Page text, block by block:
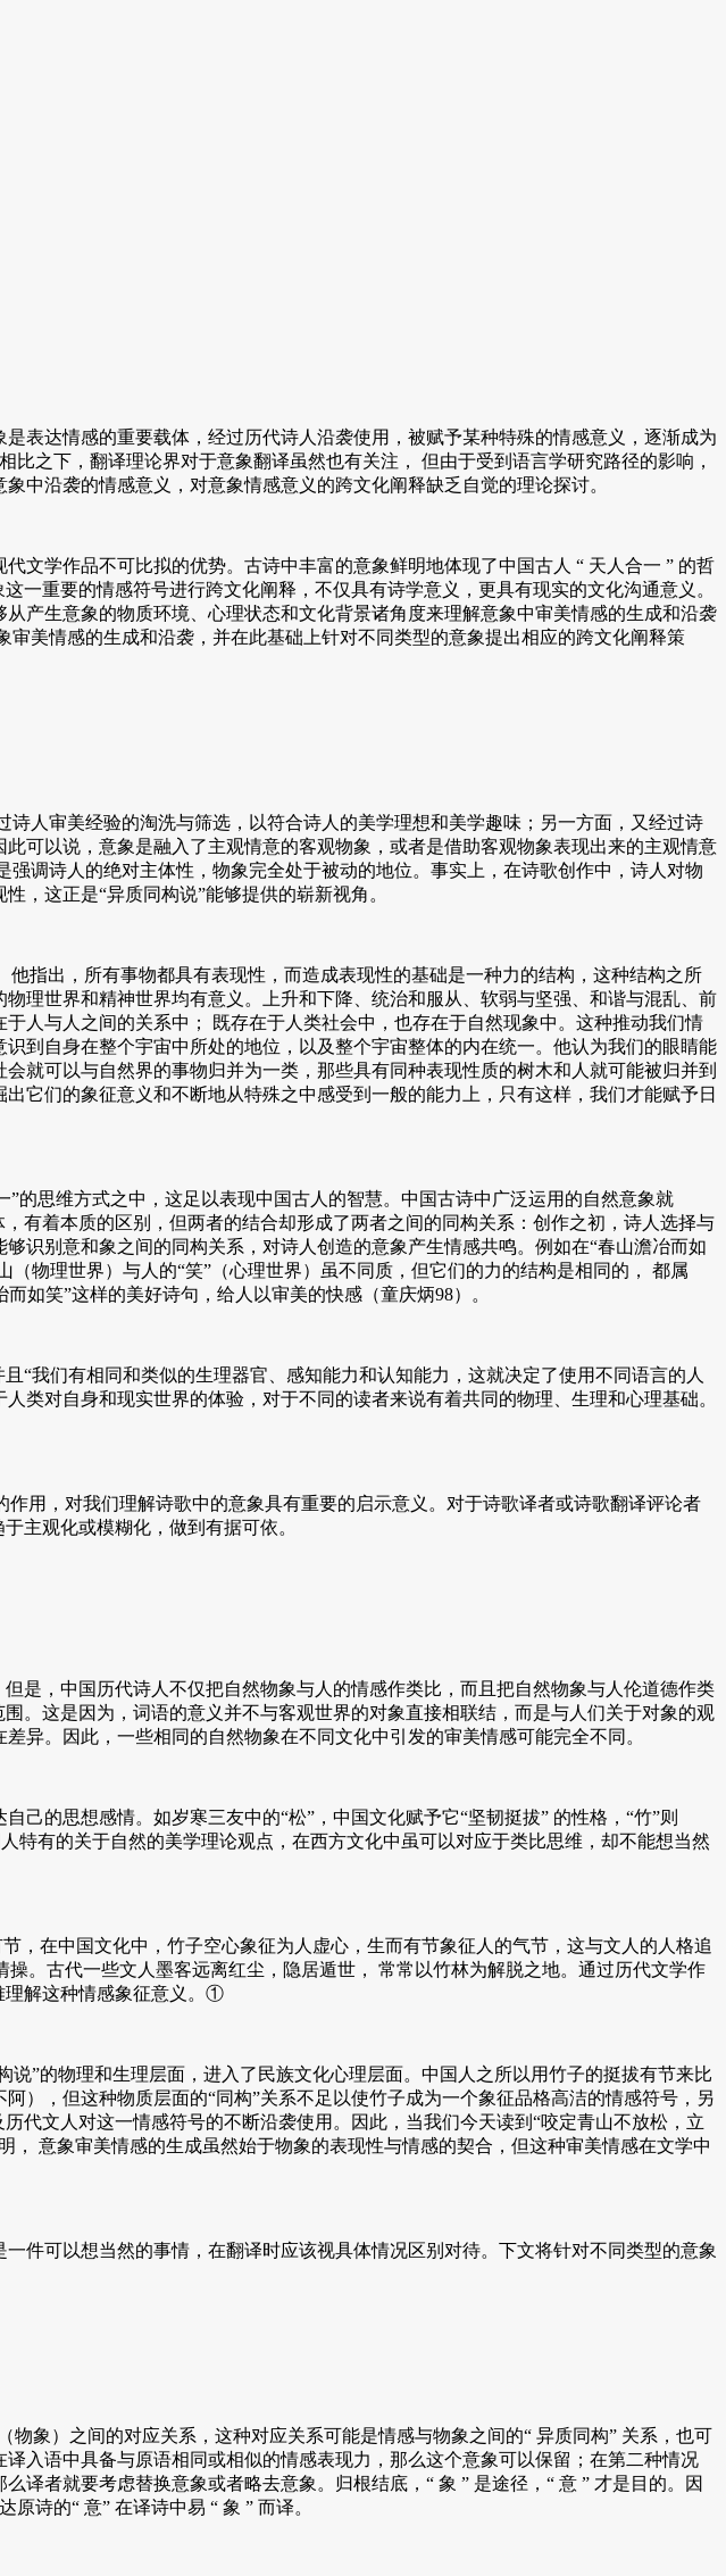
达情感的重要载体，经过历代诗人沿袭使用，被赋予某种特殊的情感意义，逐渐成为
之下，翻译理论界对于意象翻译虽然也有关注， 但由于受到语言学研究路径的影响，
中沿袭的情感意义，对意象情感意义的跨文化阐释缺乏自觉的理论探讨。
学作品不可比拟的优势。古诗中丰富的意象鲜明地体现了中国古人 “ 天人合一 ” 的哲
一重要的情感符号进行跨文化阐释，不仅具有诗学意义，更具有现实的文化沟通意义。
产生意象的物质环境、心理状态和文化背景诸角度来理解意象中审美情感的生成和沿袭
美情感的生成和沿袭，并在此基础上针对不同类型的意象提出相应的跨文化阐释策
审美经验的淘洗与筛选，以符合诗人的美学理想和美学趣味；另一方面，又经过诗
可以说，意象是融入了主观情意的客观物象，或者是借助客观物象表现出来的主观情意
强调诗人的绝对主体性，物象完全处于被动的地位。事实上，在诗歌创作中，诗人对物
，这正是“异质同构说”能够提供的崭新视角。
指出，所有事物都具有表现性，而造成表现性的基础是一种力的结构，这种结构之所
理世界和精神世界均有意义。上升和下降、统治和服从、软弱与坚强、和谐与混乱、前
人与人之间的关系中； 既存在于人类社会中，也存在于自然现象中。这种推动我们情
到自身在整个宇宙中所处的地位，以及整个宇宙整体的内在统一。他认为我们的眼睛能
就可以与自然界的事物归并为一类，那些具有同种表现性质的树木和人就可能被归并到
它们的象征意义和不断地从特殊之中感受到一般的能力上，只有这样，我们才能赋予日
思维方式之中，这足以表现中国古人的智慧。中国古诗中广泛运用的自然意象就
有着本质的区别，但两者的结合却形成了两者之间的同构关系：创作之初，诗人选择与
识别意和象之间的同构关系，对诗人创造的意象产生情感共鸣。例如在“春山澹冶而如
物理世界）与人的“笑”（心理世界）虽不同质，但它们的力的结构是相同的， 都属
如笑”这样的美好诗句，给人以审美的快感（童庆炳98）。
我们有相同和类似的生理器官、感知能力和认知能力，这就决定了使用不同语言的人
类对自身和现实世界的体验，对于不同的读者来说有着共同的物理、生理和心理基础。
，对我们理解诗歌中的意象具有重要的启示意义。对于诗歌译者或诗歌翻译评论者
主观化或模糊化，做到有据可依。
，中国历代诗人不仅把自然物象与人的情感作类比，而且把自然物象与人伦道德作类
。这是因为，词语的意义并不与客观世界的对象直接相联结，而是与人们关于对象的观
异。因此，一些相同的自然物象在不同文化中引发的审美情感可能完全不同。
的思想感情。如岁寒三友中的“松”，中国文化赋予它“坚韧挺拔” 的性格，“竹”则
特有的关于自然的美学理论观点，在西方文化中虽可以对应于类比思维，却不能想当然
在中国文化中，竹子空心象征为人虚心，生而有节象征人的气节，这与文人的人格追
。古代一些文人墨客远离红尘，隐居遁世， 常常以竹林为解脱之地。通过历代文学作
理解这种情感象征意义。①
”的物理和生理层面，进入了民族文化心理层面。中国人之所以用竹子的挺拔有节来比
），但这种物质层面的“同构”关系不足以使竹子成为一个象征品格高洁的情感符号，另
代文人对这一情感符号的不断沿袭使用。因此，当我们今天读到“咬定青山不放松，立
意象审美情感的生成虽然始于物象的表现性与情感的契合，但这种审美情感在文学中
可以想当然的事情，在翻译时应该视具体情况区别对待。下文将针对不同类型的意象
象）之间的对应关系，这种对应关系可能是情感与物象之间的“ 异质同构” 关系，也可
入语中具备与原语相同或相似的情感表现力，那么这个意象可以保留；在第二种情况
者就要考虑替换意象或者略去意象。归根结底，“ 象 ” 是途径，“ 意 ” 才是目的。因
诗的“ 意” 在译诗中易 “ 象 ” 而译。